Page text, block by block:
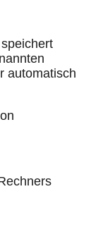
automatisch